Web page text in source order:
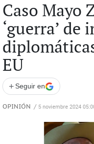
Caso Mayo
‘guerra’ de
EU
+ Seguir en
OPINIÓN / 5 noviembre 2024